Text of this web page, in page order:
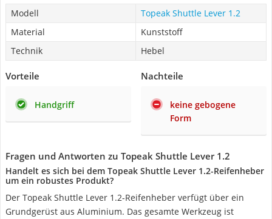
Modell
Topeak Shuttle Lever 1.2
Material
Kunststoff
Technik
Hebel
Vorteile
Handgriff
Nachteile
keine gebogene
Form
Fragen und Antworten zu Topeak Shuttle Lever 1.2
Handelt es sich bei dem Topeak Shuttle Lever 1.2-Reifenheber
um ein robustes Produkt?
Der Topeak Shuttle Lever 1.2-Reifenheber verfügt über ein
Grundgerüst aus Aluminium. Das gesamte Werkzeug ist